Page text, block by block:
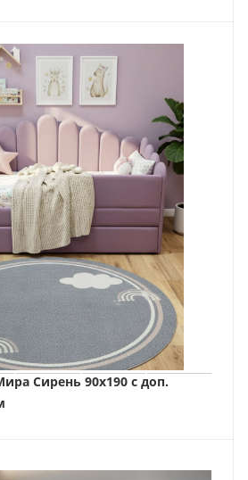
Сирень 90х190 с доп.